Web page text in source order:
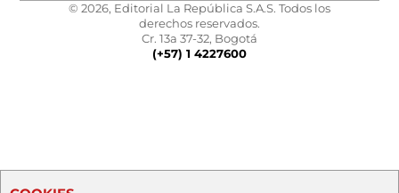
© 2026, Editorial La República S.A.S. Todos los
derechos reservados.
Cr. 13a 37-32, Bogotá
(+57) 1 4227600